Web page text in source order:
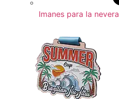
Imanes para la nevera